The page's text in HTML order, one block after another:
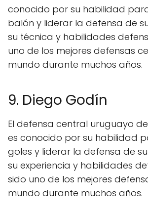
conocido por su habilidad
balón y liderar la defensa de
su técnica y habilidades
uno de los mejores defensas
mundo durante muchos años.
9. Diego Godín
El defensa central uruguayo
es conocido por su habilidad
goles y liderar la defensa de
su experiencia y habilidades
sido uno de los mejores
mundo durante muchos años.